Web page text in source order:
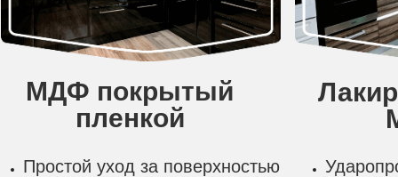
Простой уход за поверхностью
МДФ покрытый
пленкой